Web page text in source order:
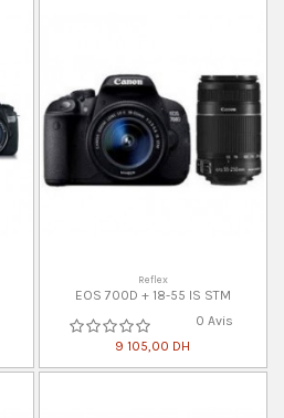
Reflex
EOS 700D + 18-55 IS STM
0 Avis
9 105,00 DH